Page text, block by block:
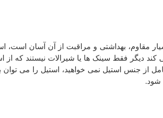
مقاوم، بهداشتی و مراقبت از آن آسان است،
دیگر فقط سینک ها یا شیرالات نیستند که از
از جنس استیل نمی خواهید، استیل را می
شود.